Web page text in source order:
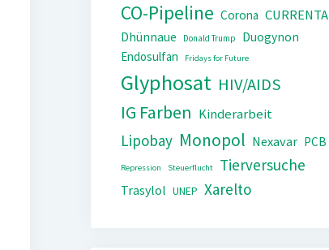
CO-Pipeline Corona CURRENTA
Dhünnaue Donald Trump
Duogynon
Endosulfan
Fridays for Future
Glyphosat HIV/AIDS
IG Farben Kinderarbeit
Lipobay Monopol Nexavar PCB
Repression Steuerflucht Tierversuche
Trasylol UNEP Xarelto